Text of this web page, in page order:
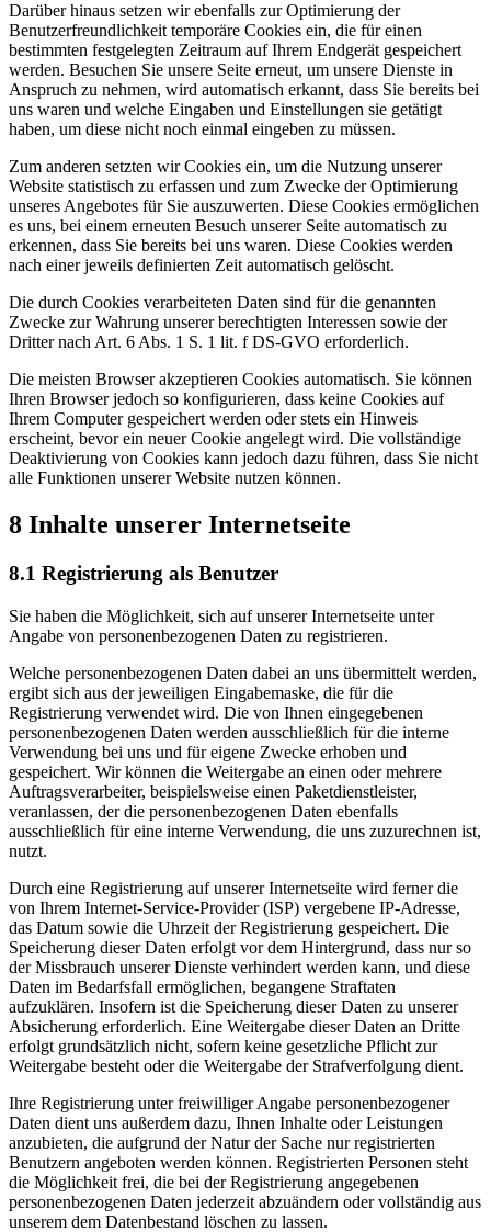
Darüber hinaus setzen wir ebenfalls zur Optimierung der
Benutzerfreundlichkeit temporäre Cookies ein, die für einen
bestimmten festgelegten Zeitraum auf Ihrem Endgerät gespeichert
werden. Besuchen Sie unsere Seite erneut, um unsere Dienste in
Anspruch zu nehmen, wird automatisch erkannt, dass Sie bereits bei
uns waren und welche Eingaben und Einstellungen sie getätigt
haben, um diese nicht noch einmal eingeben zu müssen.
Zum anderen setzten wir Cookies ein, um die Nutzung unserer
Website statistisch zu erfassen und zum Zwecke der Optimierung
unseres Angebotes für Sie auszuwerten. Diese Cookies ermöglichen
es uns, bei einem erneuten Besuch unserer Seite automatisch zu
erkennen, dass Sie bereits bei uns waren. Diese Cookies werden
nach einer jeweils definierten Zeit automatisch gelöscht.
Die durch Cookies verarbeiteten Daten sind für die genannten
Zwecke zur Wahrung unserer berechtigten Interessen sowie der
Dritter nach Art. 6 Abs. 1 S. 1 lit. f DS-GVO erforderlich.
Die meisten Browser akzeptieren Cookies automatisch. Sie können
Ihren Browser jedoch so konfigurieren, dass keine Cookies auf
Ihrem Computer gespeichert werden oder stets ein Hinweis
erscheint, bevor ein neuer Cookie angelegt wird. Die vollständige
Deaktivierung von Cookies kann jedoch dazu führen, dass Sie nicht
alle Funktionen unserer Website nutzen können.
8 Inhalte unserer Internetseite
8.1 Registrierung als Benutzer
Sie haben die Möglichkeit, sich auf unserer Internetseite unter
Angabe von personenbezogenen Daten zu registrieren.
Welche personenbezogenen Daten dabei an uns übermittelt werden,
ergibt sich aus der jeweiligen Eingabemaske, die für die
Registrierung verwendet wird. Die von Ihnen eingegebenen
personenbezogenen Daten werden ausschließlich für die interne
Verwendung bei uns und für eigene Zwecke erhoben und
gespeichert. Wir können die Weitergabe an einen oder mehrere
Auftragsverarbeiter, beispielsweise einen Paketdienstleister,
veranlassen, der die personenbezogenen Daten ebenfalls
ausschließlich für eine interne Verwendung, die uns zuzurechnen ist,
nutzt.
Durch eine Registrierung auf unserer Internetseite wird ferner die
von Ihrem Internet-Service-Provider (ISP) vergebene IP-Adresse,
das Datum sowie die Uhrzeit der Registrierung gespeichert. Die
Speicherung dieser Daten erfolgt vor dem Hintergrund, dass nur so
der Missbrauch unserer Dienste verhindert werden kann, und diese
Daten im Bedarfsfall ermöglichen, begangene Straftaten
aufzuklären. Insofern ist die Speicherung dieser Daten zu unserer
Absicherung erforderlich. Eine Weitergabe dieser Daten an Dritte
erfolgt grundsätzlich nicht, sofern keine gesetzliche Pflicht zur
Weitergabe besteht oder die Weitergabe der Strafverfolgung dient.
Ihre Registrierung unter freiwilliger Angabe personenbezogener
Daten dient uns außerdem dazu, Ihnen Inhalte oder Leistungen
anzubieten, die aufgrund der Natur der Sache nur registrierten
Benutzern angeboten werden können. Registrierten Personen steht
die Möglichkeit frei, die bei der Registrierung angegebenen
personenbezogenen Daten jederzeit abzuändern oder vollständig aus
unserem dem Datenbestand löschen zu lassen.